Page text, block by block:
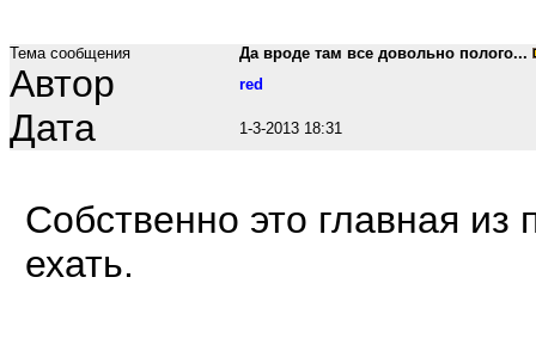
Тема сообщения Да вроде там все довольно полого...
Автор red
Дата 1-3-2013 18:31
Собственно это главная
ехать.